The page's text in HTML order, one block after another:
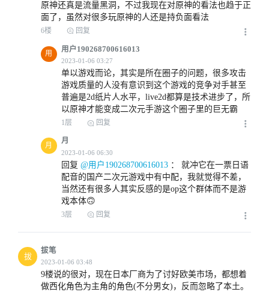
2023-01-06 01:03
2023-01-06 01:41
2023-01-06 01:57
原神还真是流量黑洞，不过我现在对原神的看法也趋于正
面了，虽然对很多玩原神的人还是持负面看法
6楼 回复
用
用户190268700616013
单以游戏而论，其实是所在圈子的问题，很多攻击
游戏质量的人没有意识到这个游戏的竞争对手甚至
普遍是2d纸片人水平，live2d都算是技术进步了，所
以原神才能变成二次元手游这个圈子里的巨无霸
1层 回复
月
月
回复 @用户190268700616013 ： 就冲它在一票日语
配音的国产二次元游戏中有中配，我就觉得不差，
当然还有很多人其实反感的是op这个群体而不是游
戏本体🙃
3层 回复
拔
拔笔
9楼说的很对，现在日本厂商为了讨好欧美市场，都想着
做西化角色为主角的角色(不分男女)，反而忽略了本土。